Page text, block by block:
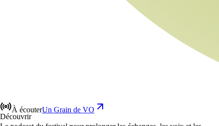
À écouterUn Grain de VO
Découvrir